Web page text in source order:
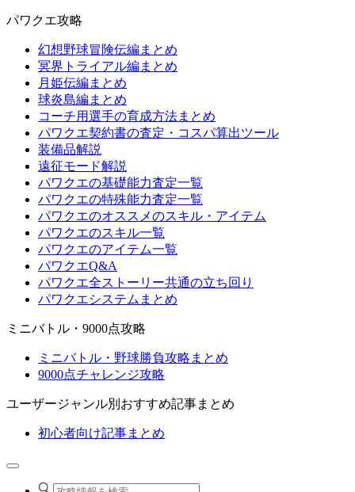
パワクエ攻略
幻想野球冒険伝編まとめ
冥界トライアル編まとめ
月姫伝編まとめ
球炎島編まとめ
コーチ用選手の育成方法まとめ
パワクエ契約書の査定・コスパ算出ツール
装備品解説
遠征モード解説
パワクエの基礎能力査定一覧
パワクエの特殊能力査定一覧
パワクエのオススメのスキル・アイテム
パワクエのスキル一覧
パワクエのアイテム一覧
パワクエQ&A
パワクエ全ストーリー共通の立ち回り
パワクエシステムまとめ
ミニバトル・9000点攻略
ミニバトル・野球勝負攻略まとめ
9000点チャレンジ攻略
ユーザージャンル別おすすめ記事まとめ
初心者向け記事まとめ